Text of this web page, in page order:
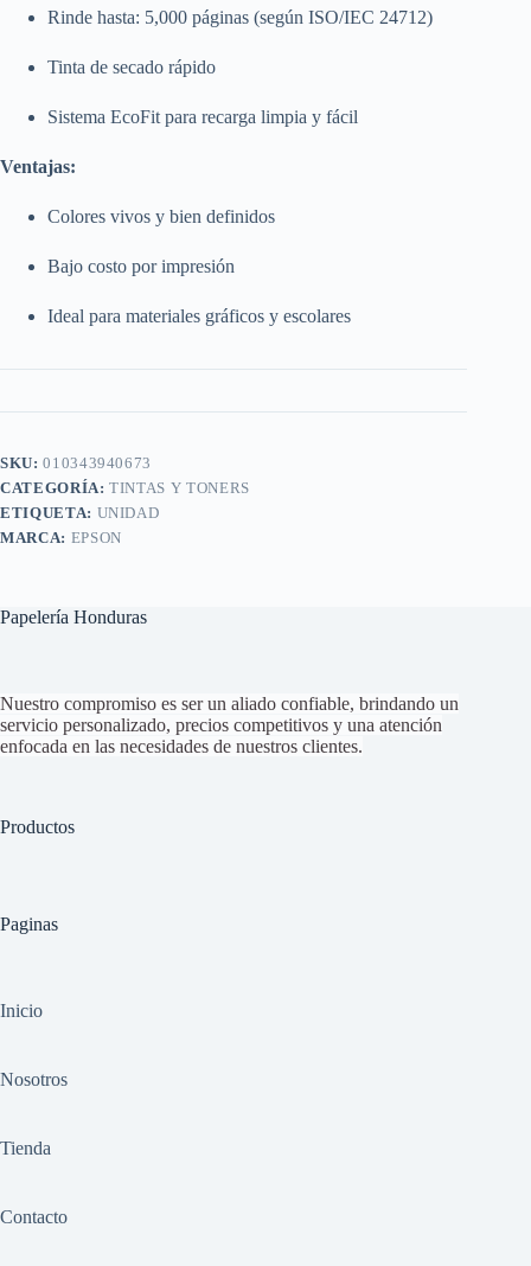
Rinde hasta: 5,000 páginas (según ISO/IEC 24712)
Tinta de secado rápido
Sistema EcoFit para recarga limpia y fácil
Ventajas:
Colores vivos y bien definidos
Bajo costo por impresión
Ideal para materiales gráficos y escolares
SKU:010343940673
CATEGORÍA:TINTAS Y TONERS
ETIQUETA: UNIDAD
MARCA: EPSON
Papelería Honduras
Nuestro compromiso es ser un aliado confiable, brindando un
servicio personalizado, precios competitivos y una atención
enfocada en las necesidades de nuestros clientes.
Productos
Paginas
Inicio
Nosotros
Tienda
Contacto